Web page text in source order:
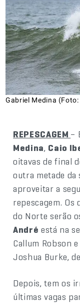
Gabriel Medina
REPESCAGEM –
Medina, Caio
oitavas de final
outra metade
aproveitar a
repescagem. Os
do Norte serão
André está na
Callum Robson e
Joshua Burke,
Depois, tem os
últimas vagas